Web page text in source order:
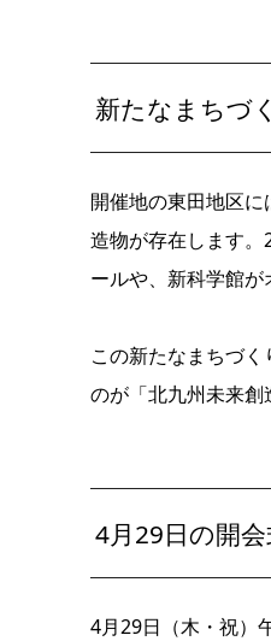
新たなまちづ
開催地の東田地区
造物が存在します
ールや、新科学館が
この新たなまちづ
のが「北九州未来創
4月29日の開
4月29日（木・祝）